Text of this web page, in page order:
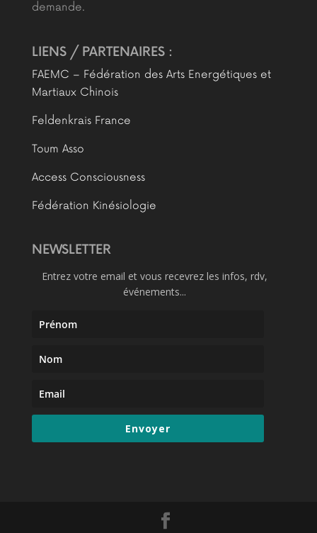
demande.
LIENS / PARTENAIRES :
FAEMC – Fédération des Arts Energétiques et
Martiaux Chinois
Feldenkrais France
Toum Asso
Access Consciousness
Fédération Kinésiologie
NEWSLETTER
Entrez votre email et vous recevrez les infos, rdv,
événements...
Envoyer